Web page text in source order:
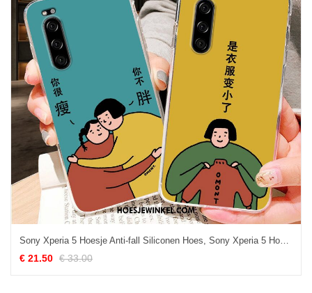
Sony Xperia 5 Hoesje Anti-fall Siliconen Hoes, Sony Xperia 5 Hoesje Bescherming Geel
€ 21.50 € 33.00